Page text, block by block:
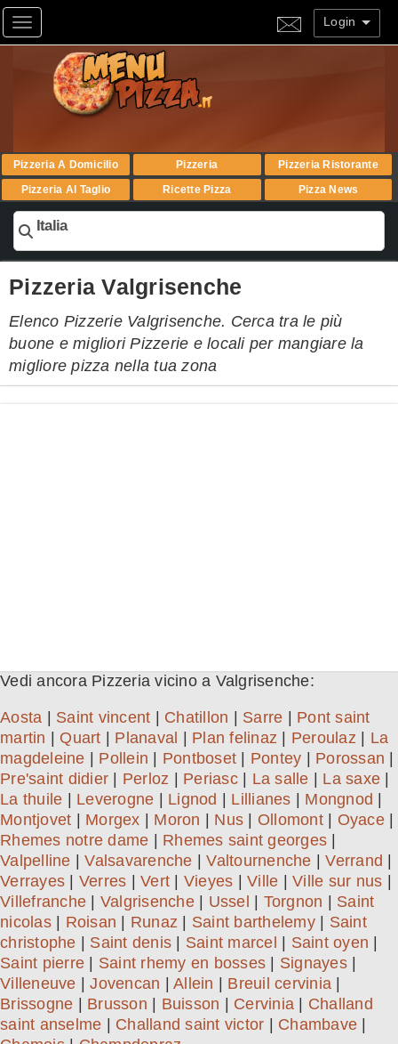
Toggle navigation Login
Pizzeria A Domicilio Pizzeria
Pizzeria Ristorante
Pizzeria Al Taglio
Ricette Pizza Pizza News
Italia
Pizzeria Valgrisenche
Elenco Pizzerie Valgrisenche. Cerca tra le più
buone e migliori Pizzerie e locali per mangiare la
migliore pizza nella tua zona
Vedi ancora Pizzeria vicino a Valgrisenche:
Aosta Saint vincent Chatillon Sarre
Pont saint
martin
Quart Planaval Plan felinaz Peroulaz
La
magdeleine
Pollein Pontboset Pontey Porossan
Pre'saint didier
Perloz Periasc| La salle La saxe
La thuile
Leverogne Lignod Lillianes Mongnod
Montjovet
Morgex Moron Nus Ollomont| Oyace|
Rhemes notre dame
Rhemes saint georges
Valpelline |Valsavarenche |Valtournenche |Verrand
Verrayes
Verres Vert Vieyes Ville Ville sur nus
Villefranche
Valgrisenche| Ussel Torgnon
Saint
nicolas| Roisan Runaz Saint barthelemy| Saint
christophe
Saint denis Saint marcel Saint oyen
Saint pierre
Saint rhemy en bosses Signayes|
Villeneuve |Jovencan Allein Breuil cervinia
Brissogne
Brusson Buisson Cervinia
Challand
saint anselme
Challand saint victor Chambave